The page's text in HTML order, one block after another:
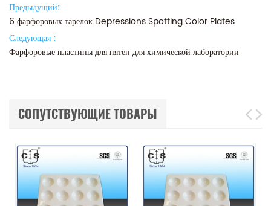
Предыдущий:
6 фарфоровых тарелок Depressions Spotting Color Plates
Следующая :
Фарфоровые пластины для пятен для химической лаборатории
СОПУТСТВУЮЩИЕ ТОВАРЫ